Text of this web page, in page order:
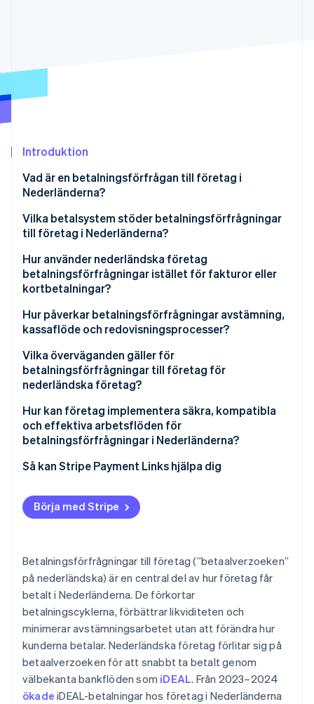
Introduktion
Vad är en betalningsförfrågan till företag i
Nederländerna?
Vilka betalsystem stöder betalningsförfrågningar
till företag i Nederländerna?
Hur använder nederländska företag
betalningsförfrågningar istället för fakturor eller
kortbetalningar?
Hur påverkar betalningsförfrågningar avstämning,
kassaflöde och redovisningsprocesser?
Vilka överväganden gäller för
betalningsförfrågningar till företag för
nederländska företag?
Hur kan företag implementera säkra, kompatibla
och effektiva arbetsflöden för
betalningsförfrågningar i Nederländerna?
Så kan Stripe Payment Links hjälpa dig
Börja med Stripe
Betalningsförfrågningar till företag (”betaalverzoeken”
på nederländska) är en central del av hur företag får
betalt i Nederländerna. De förkortar
betalningscyklerna, förbättrar likviditeten och
minimerar avstämningsarbetet utan att förändra hur
kunderna betalar. Nederländska företag förlitar sig på
betaalverzoeken för att snabbt ta betalt genom
välbekanta bankflöden som iDEAL. Från 2023–2024
ökade iDEAL-betalningar hos företag i Nederländerna